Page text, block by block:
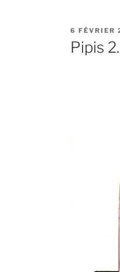
PUBLIÉ
LE
6 FÉVRIER
Pipis 2.